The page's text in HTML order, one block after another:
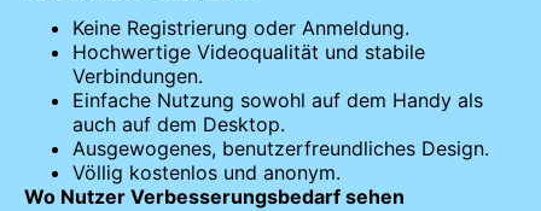
Keine Registrierung oder Anmeldung.
Hochwertige Videoqualität und stabile
Verbindungen.
Einfache Nutzung sowohl auf dem Handy als
auch auf dem Desktop.
Ausgewogenes, benutzerfreundliches Design.
Völlig kostenlos und anonym.
Wo Nutzer Verbesserungsbedarf sehen